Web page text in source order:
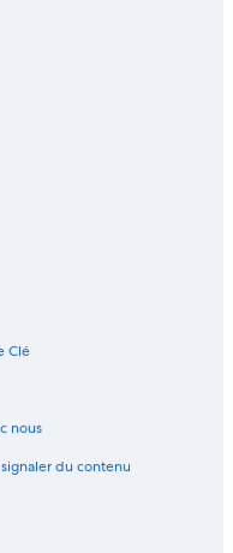
Clé
nous
du contenu